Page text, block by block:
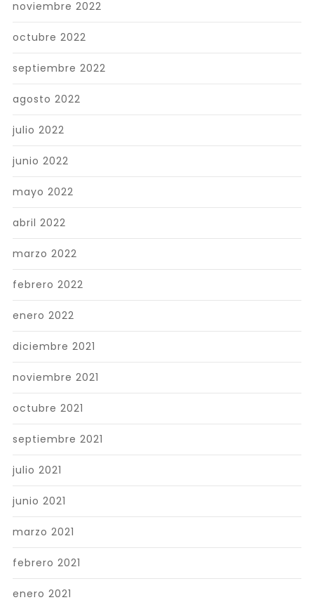
noviembre 2022
octubre 2022
septiembre 2022
agosto 2022
julio 2022
junio 2022
mayo 2022
abril 2022
marzo 2022
febrero 2022
enero 2022
diciembre 2021
noviembre 2021
octubre 2021
septiembre 2021
julio 2021
junio 2021
marzo 2021
febrero 2021
enero 2021